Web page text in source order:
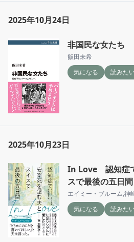
2025年10月24日
非国民な女たち
飯田未希
気になる
読みた
2025年10月23日
In Love 認知症
スで最後の五日間
エイミー・ブルーム,神
気になる
読みた